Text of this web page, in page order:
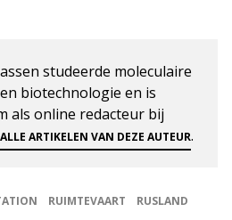
studeerde moleculaire
biotechnologie en is
als online redacteur bij
ALLE ARTIKELEN VAN DEZE AUTEUR.
RUIMTEVAART
RUSLAND